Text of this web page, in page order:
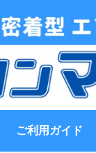
ご利用ガイド